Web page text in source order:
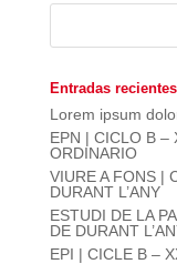
Entradas recientes
Lorem ipsum
EPN | CICLO B –
ORDINARIO
VIURE A FONS |
DURANT L’ANY
ESTUDI DE LA
DE DURANT
EPI | CICLE B –